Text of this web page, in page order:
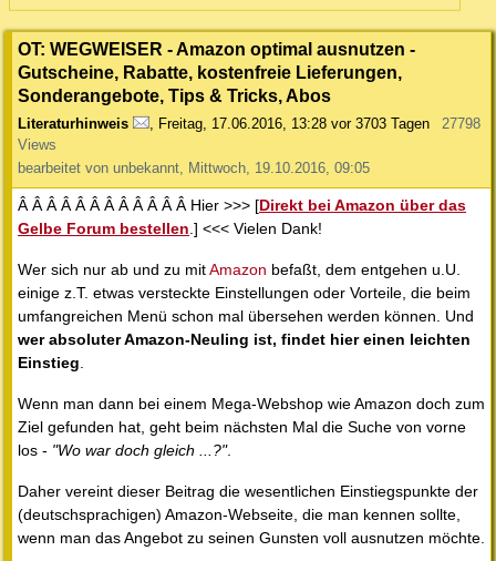
OT: WEGWEISER - Amazon optimal ausnutzen -
Gutscheine, Rabatte, kostenfreie Lieferungen,
Sonderangebote, Tips & Tricks, Abos
Literaturhinweis Freitag, 17.06.2016, 13:28 vor 3703 Tagen
27798
Views
bearbeitet von unbekannt, Mittwoch, 19.10.2016, 09:05
Â Â Â Â Â Â Â Â Â Â Â Â Hier >>> [Direkt bei Amazon über das
Gelbe Forum bestellen .] <<< Vielen Dank!
Wer sich nur ab und zu mitAmazon befaßt, dem entgehen u.U.
einige z.T. etwas versteckte Einstellungen oder Vorteile, die beim
umfangreichen Menü schon mal übersehen werden können. Und
wer absoluter Amazon-Neuling ist, findet hier einen leichten
Einstieg
Wenn man dann bei einem Mega-Webshop wie Amazon doch zum
Ziel gefunden hat, geht beim nächsten Mal die Suche von vorne
los - "Wo war doch gleich ...?".
Daher vereint dieser Beitrag die wesentlichen Einstiegspunkte der
(deutschsprachigen) Amazon-Webseite, die man kennen sollte,
wenn man das Angebot zu seinen Gunsten voll ausnutzen möchte.